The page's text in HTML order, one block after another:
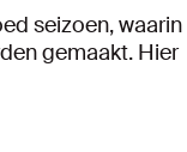
seizoen, waarin
gemaakt. Hier